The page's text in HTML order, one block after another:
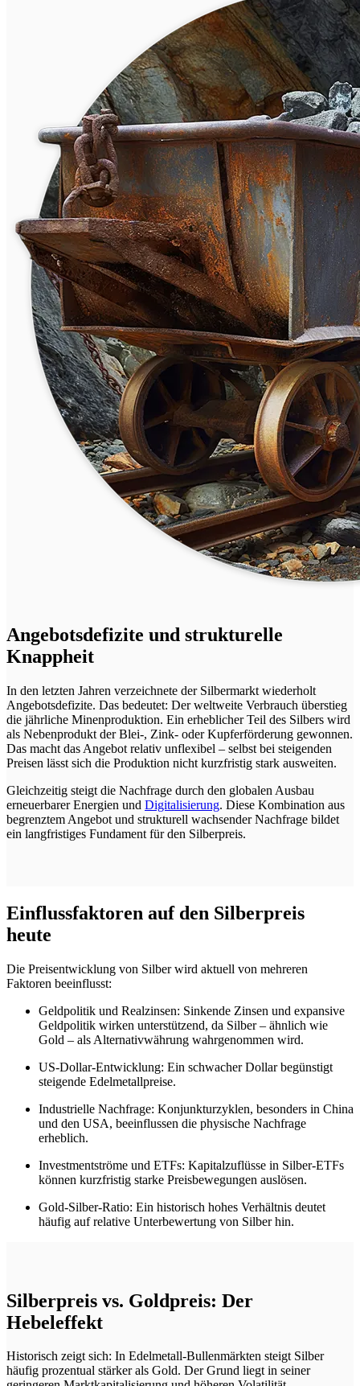
Angebotsdefizite und strukturelle
Knappheit
In den letzten Jahren verzeichnete der Silbermarkt wiederholt
Angebotsdefizite. Das bedeutet: Der weltweite Verbrauch überstieg
die jährliche Minenproduktion. Ein erheblicher Teil des Silbers wird
als Nebenprodukt der Blei-, Zink- oder Kupferförderung gewonnen.
Das macht das Angebot relativ unflexibel – selbst bei steigenden
Preisen lässt sich die Produktion nicht kurzfristig stark ausweiten.
Gleichzeitig steigt die Nachfrage durch den globalen Ausbau
erneuerbarer Energien und Digitalisierung. Diese Kombination aus
begrenztem Angebot und strukturell wachsender Nachfrage bildet
ein langfristiges Fundament für den Silberpreis.
Einflussfaktoren auf den Silberpreis
heute
Die Preisentwicklung von Silber wird aktuell von mehreren
Faktoren beeinflusst:
Geldpolitik und Realzinsen: Sinkende Zinsen und expansive
Geldpolitik wirken unterstützend, da Silber – ähnlich wie
Gold – als Alternativwährung wahrgenommen wird.
US-Dollar-Entwicklung: Ein schwacher Dollar begünstigt
steigende Edelmetallpreise.
Industrielle Nachfrage: Konjunkturzyklen, besonders in China
und den USA, beeinflussen die physische Nachfrage
erheblich.
Investmentströme und ETFs: Kapitalzuflüsse in Silber-ETFs
können kurzfristig starke Preisbewegungen auslösen.
Gold-Silber-Ratio: Ein historisch hohes Verhältnis deutet
häufig auf relative Unterbewertung von Silber hin.
Silberpreis vs. Goldpreis: Der
Hebeleffekt
Historisch zeigt sich: In Edelmetall-Bullenmärkten steigt Silber
häufig prozentual stärker als Gold. Der Grund liegt in seiner